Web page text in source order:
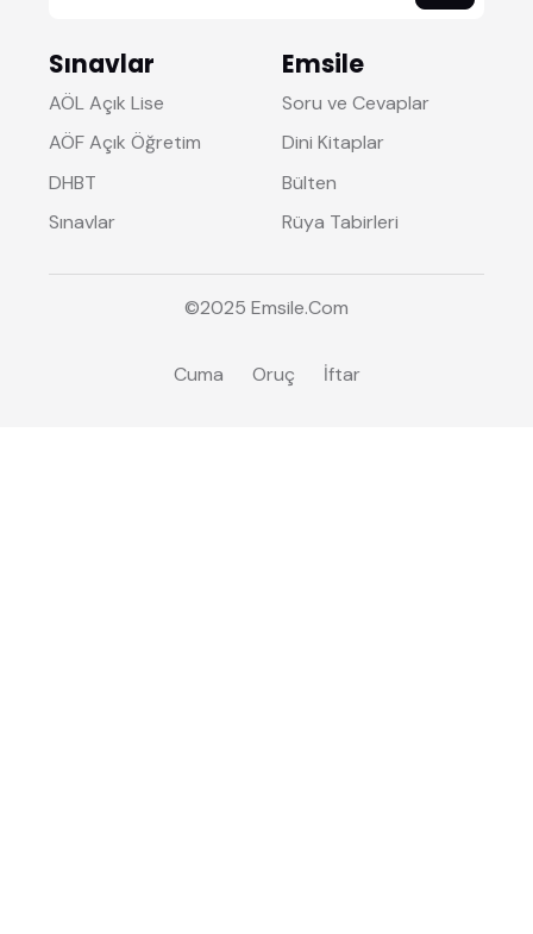
Sınavlar
AÖL Açık Lise
AÖF Açık Öğretim
DHBT
Sınavlar
Emsile
Soru ve Cevaplar
Dini Kitaplar
Bülten
Rüya Tabirleri
©2025 Emsile.Com
Cuma Oruç İftar